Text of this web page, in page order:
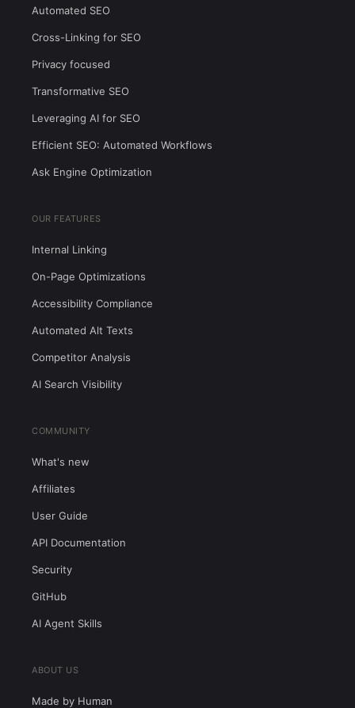
Automated SEO
Cross-Linking for SEO
Privacy focused
Transformative SEO
Leveraging AI for SEO
Efficient SEO: Automated Workflows
Ask Engine Optimization
OUR FEATURES
Internal Linking
On-Page Optimizations
Accessibility Compliance
Automated Alt Texts
Competitor Analysis
AI Search Visibility
COMMUNITY
What's new
Affiliates
User Guide
API Documentation
Security
GitHub
AI Agent Skills
ABOUT US
Made by Human